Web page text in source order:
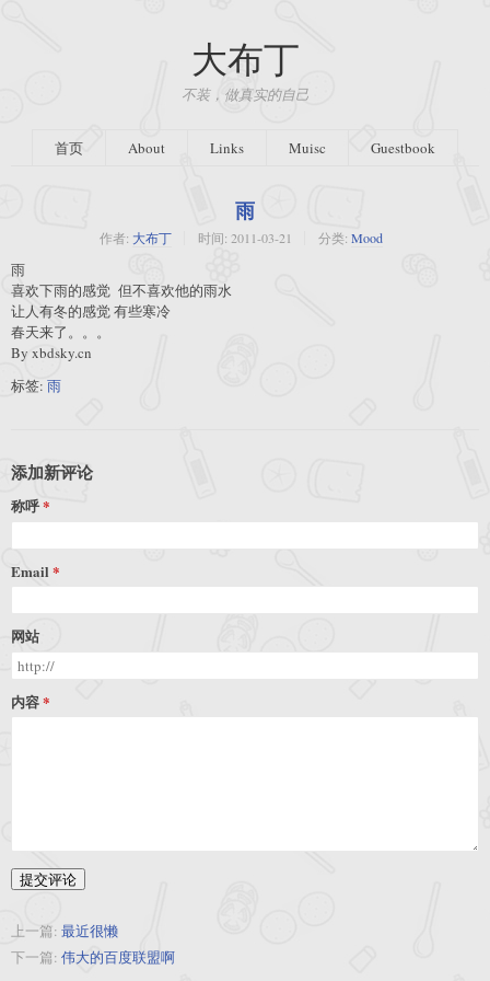
大布丁
不装，做真实的自己
首页 About Links Muisc Guestbook
雨
作者: 大布丁 时间: 2011-03-21 分类: Mood
雨
喜欢下雨的感觉 但不喜欢他的雨水
让人有冬的感觉 有些寒冷
春天来了。。。
By xbdsky.cn
标签: 雨
添加新评论
称呼
Email
网站
内容
提交评论
上一篇: 最近很懒
下一篇: 伟大的百度联盟啊